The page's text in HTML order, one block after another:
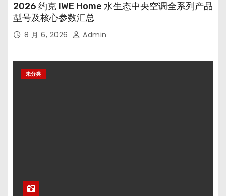
2026 约克 IWE Home 水生态中央空调全系列产品
型号及核心参数汇总
8 月 6, 2026 Admin
未分类